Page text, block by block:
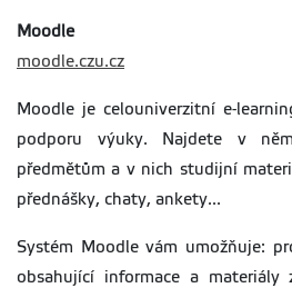
Moodle
moodle.czu.cz
Moodle je celouniverzitní e-
podporu výuky. Najdete v
předmětům a v nich studijní
přednášky, chaty, ankety...
Systém Moodle vám umožňuje:
obsahující informace a materiály